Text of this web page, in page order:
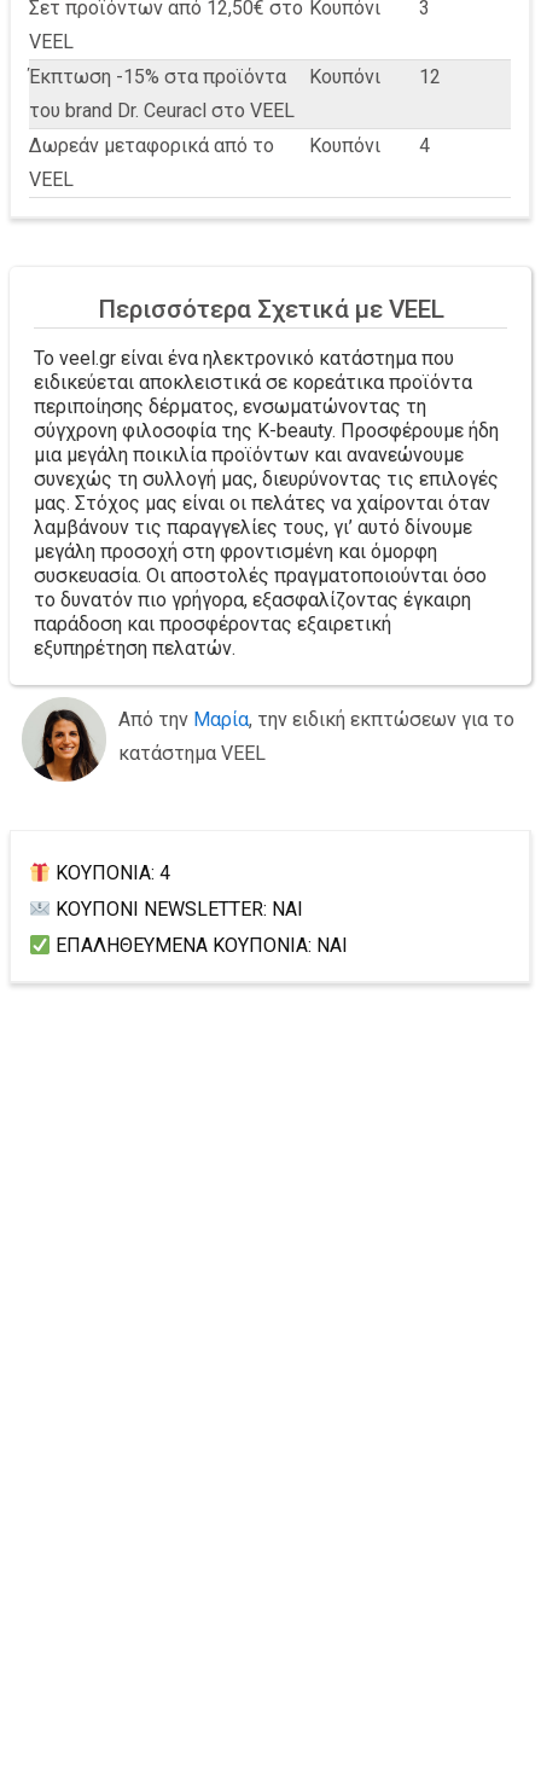
Σετ προϊόντων από 12,50€ στο
VEEL
Κουπόνι 3
Έκπτωση -15% στα προϊόντα
του brand Dr. Ceuracl στο VEEL
Κουπόνι 12
Δωρεάν μεταφορικά από το
VEEL
Κουπόνι 4
Περισσότερα Σχετικά με VEEL
Το veel.gr είναι ένα ηλεκτρονικό κατάστημα που
ειδικεύεται αποκλειστικά σε κορεάτικα προϊόντα
περιποίησης δέρματος, ενσωματώνοντας τη
σύγχρονη φιλοσοφία της K-beauty. Προσφέρουμε ήδη
μια μεγάλη ποικιλία προϊόντων και ανανεώνουμε
συνεχώς τη συλλογή μας, διευρύνοντας τις επιλογές
μας. Στόχος μας είναι οι πελάτες να χαίρονται όταν
λαμβάνουν τις παραγγελίες τους, γι’ αυτό δίνουμε
μεγάλη προσοχή στη φροντισμένη και όμορφη
συσκευασία. Οι αποστολές πραγματοποιούνται όσο
το δυνατόν πιο γρήγορα, εξασφαλίζοντας έγκαιρη
παράδοση και προσφέροντας εξαιρετική
εξυπηρέτηση πελατών.
Από την Μαρία, την ειδική εκπτώσεων για το
κατάστημα VEEL
ΚΟΥΠΟΝΙΑ: 4
ΚΟΥΠΟΝΙ NEWSLETTER: ΝΑΙ
ΕΠΑΛΗΘΕΥΜΕΝΑ ΚΟΥΠΟΝΙΑ: ΝΑΙ